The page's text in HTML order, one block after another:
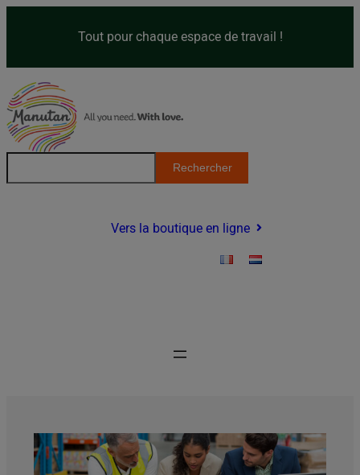
Tout pour chaque espace de travail !
Rechercher
Vers la boutique en ligne